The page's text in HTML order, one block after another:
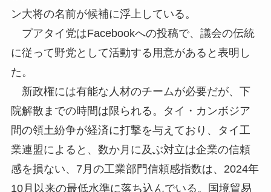
ン大将の名前が候補に浮上している。
プアタイ党はFacebookへの投稿で、議会の伝統
に従って野党として活動する用意があると表明し
た。
新政権には有能な人材のチームが必要だが、下
院解散までの時間は限られる。タイ・カンボジア
間の領土紛争が経済に打撃を与えており、タイ工
業連盟によると、数か月に及ぶ対立は企業の信頼
感を損ない、7月の工業部門信頼感指数は、2024年
10月以来の最低水準に落ち込んでいる。国境貿易